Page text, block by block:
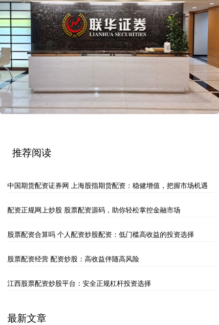
推荐阅读
中国期货配资证券网 上海股指期货配资：稳健增值，把握市场机遇
配资正规网上炒股 股票配资源码，助你轻松掌控金融市场
股票配资合算吗 个人配资炒股配资：低门槛高收益的投资选择
股票配资经营 配资炒股：高收益伴随高风险
江西股票配资炒股平台：安全正规杠杆投资选择
最新文章